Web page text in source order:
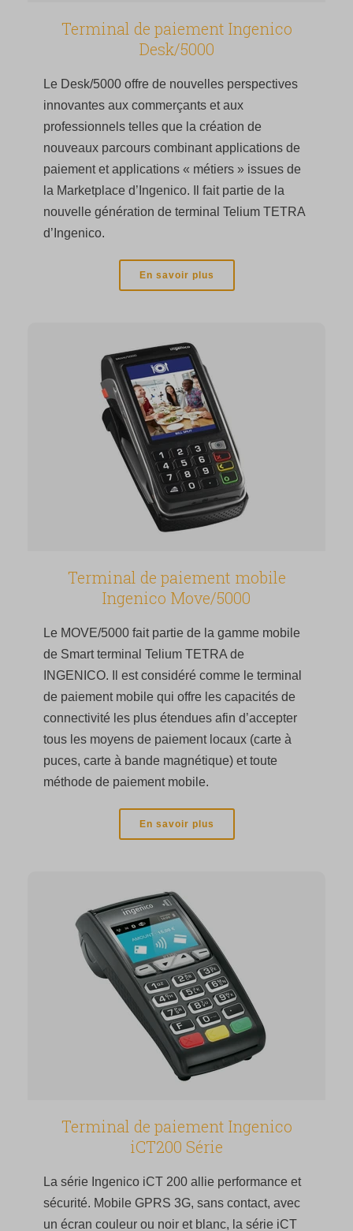
Terminal de paiement Ingenico
Desk/5000
Le Desk/5000 offre de nouvelles perspectives
innovantes aux commerçants et aux
professionnels telles que la création de
nouveaux parcours combinant applications de
paiement et applications « métiers » issues de
la Marketplace d’Ingenico. Il fait partie de la
nouvelle génération de terminal Telium TETRA
d’Ingenico.
En savoir plus
Terminal de paiement mobile
Ingenico Move/5000
Le MOVE/5000 fait partie de la gamme mobile
de Smart terminal Telium TETRA de
INGENICO. Il est considéré comme le terminal
de paiement mobile qui offre les capacités de
connectivité les plus étendues afin d’accepter
tous les moyens de paiement locaux (carte à
puces, carte à bande magnétique) et toute
méthode de paiement mobile.
En savoir plus
Terminal de paiement Ingenico
iCT200 Série
La série Ingenico iCT 200 allie performance et
sécurité. Mobile GPRS 3G, sans contact, avec
un écran couleur ou noir et blanc, la série iCT